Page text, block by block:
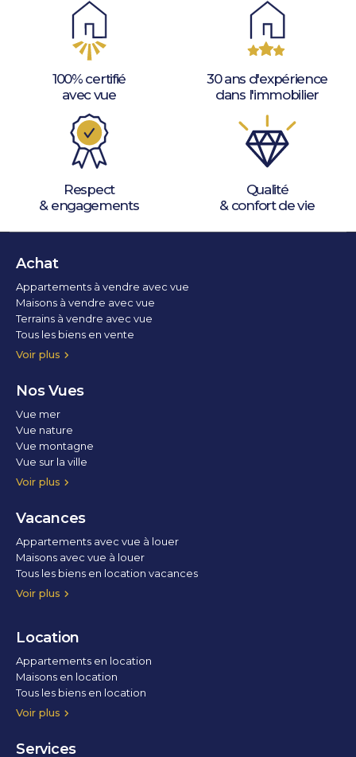
100% certifié
avec vue
30 ans d'expérience
dans l'immobilier
Respect
& engagements
Qualité
& confort de vie
Achat
Voir plus
Appartements à vendre avec vue
Maisons à vendre avec vue
Terrains à vendre avec vue
Tous les biens en vente
Nos Vues
Voir plus
Vue mer
Vue nature
Vue montagne
Vue sur la ville
Vue parc
Vue fleuve
Vue lac
Vue marina / port
Vacances
Voir plus
Appartements avec vue à louer
Maisons avec vue à louer
Tous les biens en location vacances
Location
Voir plus
Appartements en location
Maisons en location
Tous les biens en location
Services